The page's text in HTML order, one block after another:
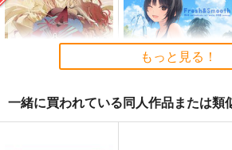
もっと見る！
一緒に買われている同人作品または類